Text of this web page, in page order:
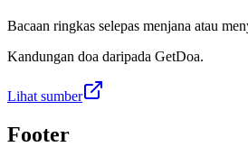
Bacaan ringkas selepas menjana atau
Kandungan doa daripada GetDoa.
Lihat sumber
Footer